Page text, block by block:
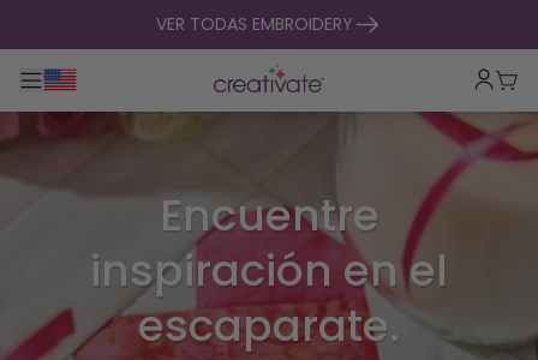
VER TODAS EMBROIDERY
Alternar navegación principal
Encuentre
inspiración en el
escaparate.